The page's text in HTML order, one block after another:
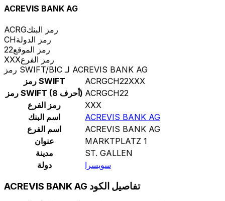
ACREVIS BANK AG
ACRGرمز البنك
CHرمز الدولة
22رمز الموقع
XXXرمز الفرع
رمز SWIFT/BIC لـ ACREVIS BANK AG
رمز SWIFT
ACRGCH22XXX
رمز SWIFT (8 أحرف) ACRGCH22
رمز الفرع
XXX
اسم البنك
ACREVIS BANK AG
اسم الفرع
ACREVIS BANK AG
عنوان
MARKTPLATZ 1
مدينة
ST. GALLEN
دولة
سويسرا
ACREVIS BANK AG تفاصيل الكود